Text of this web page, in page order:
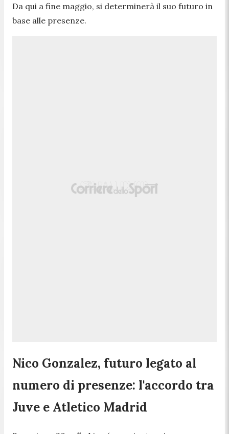
Da qui a fine maggio, si determinerà il suo futuro in
base alle presenze.
Nico Gonzalez, futuro legato al
numero di presenze: l'accordo tra
Juve e Atletico Madrid